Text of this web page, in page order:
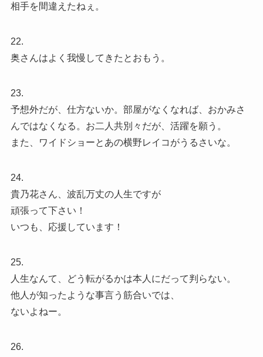
相手を間違えたねぇ。
22.
奥さんはよく我慢してきたとおもう。
23.
予想外だが、仕方ないか。部屋がなくなれば、おかみさ
んではなくなる。お二人共別々だが、活躍を願う。
また、ワイドショーとあの横野レイコがうるさいな。
24.
貴乃花さん、波乱万丈の人生ですが
頑張って下さい！
いつも、応援しています！
25.
人生なんて、どう転がるかは本人にだって判らない。
他人が知ったような事言う筋合いでは、
ないよねー。
26.